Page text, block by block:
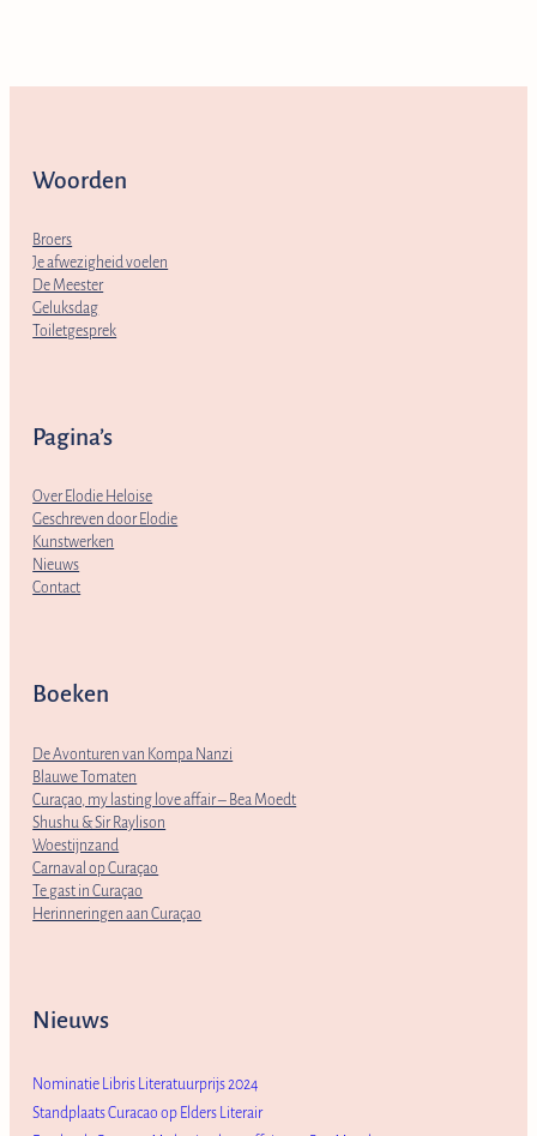
Woorden
Broers
Je afwezigheid voelen
De Meester
Geluksdag
Toiletgesprek
Pagina’s
Over Elodie Heloise
Geschreven door Elodie
Kunstwerken
Nieuws
Contact
Boeken
De Avonturen van Kompa Nanzi
Blauwe Tomaten
Curaçao, my lasting love affair – Bea Moedt
Shushu & Sir Raylison
Woestijnzand
Carnaval op Curaçao
Te gast in Curaçao
Herinneringen aan Curaçao
Nieuws
Nominatie Libris Literatuurprijs 2024
Standplaats Curacao op Elders Literair